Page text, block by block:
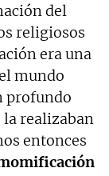
del
religiosos
era una
mundo
profundo
realizaban
entonces